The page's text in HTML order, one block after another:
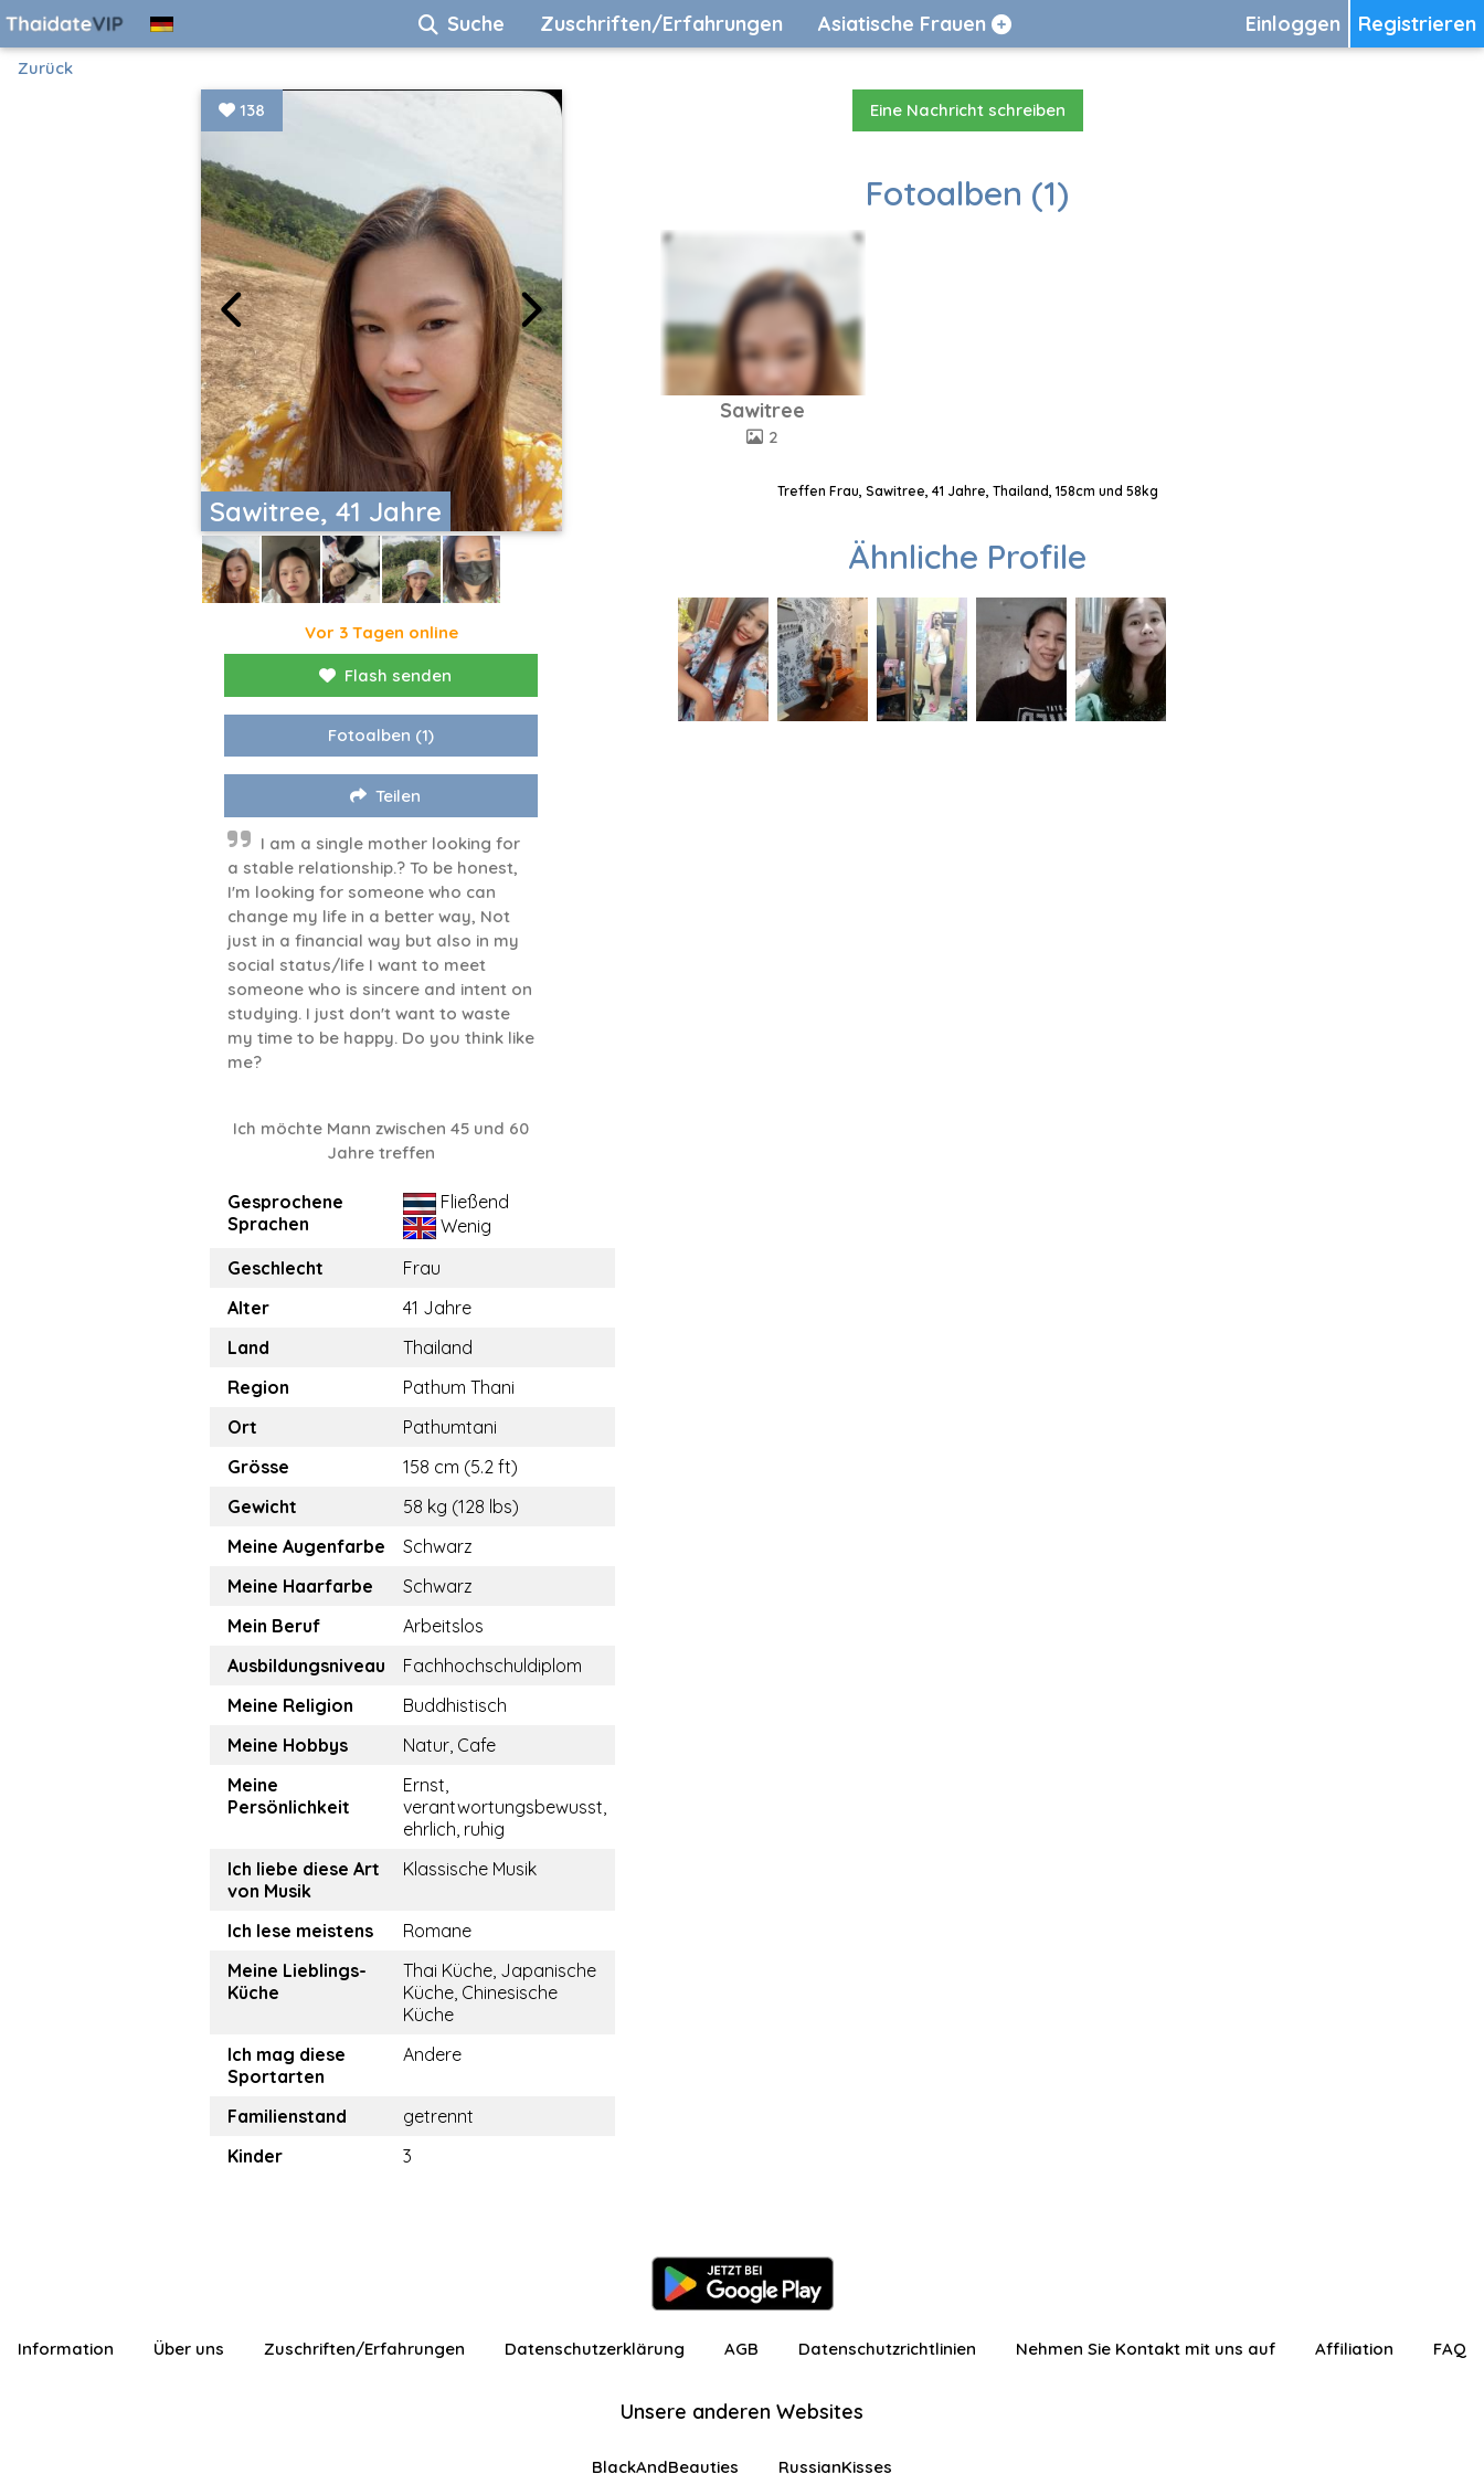
Registrieren
Einloggen
Suche Zuschriften/Erfahrungen Asiatische Frauen
Zurück
Sawitree, 41 Jahre
138
Vor 3 Tagen online
Flash senden
Fotoalben (1)
Teilen
I am a single mother looking for
a stable relationship.? To be honest,
I'm looking for someone who can
change my life in a better way, Not
just in a financial way but also in my
social status/life I want to meet
someone who is sincere and intent on
studying. I just don't want to waste
my time to be happy. Do you think like
me?
Ich möchte Mann zwischen 45 und 60
Jahre treffen
Gesprochene
Sprachen
Fließend
Wenig
Geschlecht
Frau
Alter
41 Jahre
Land
Thailand
Region
Pathum Thani
Ort
Pathumtani
Grösse
158 cm (5.2 ft)
Gewicht
58 kg (128 lbs)
Meine Augenfarbe
Schwarz
Meine Haarfarbe
Schwarz
Mein Beruf
Arbeitslos
Ausbildungsniveau
Fachhochschuldiplom
Meine Religion
Buddhistisch
Meine Hobbys
Natur, Cafe
Meine
Persönlichkeit
Ernst,
verantwortungsbewusst,
ehrlich, ruhig
Ich liebe diese Art
von Musik
Klassische Musik
Ich lese meistens
Romane
Meine Lieblings-
Küche
Thai Küche, Japanische
Küche, Chinesische
Küche
Ich mag diese
Sportarten
Andere
Familienstand
getrennt
Kinder
3
Eine Nachricht schreiben
Fotoalben (1)
Sawitree
2
Treffen Frau, Sawitree, 41 Jahre, Thailand, 158cm und 58kg
Ähnliche Profile
Information Über uns Zuschriften/Erfahrungen Datenschutzerklärung AGB Datenschutzrichtlinien Nehmen Sie Kontakt mit uns auf Affiliation FAQ
Unsere anderen Websites
BlackAndBeauties RussianKisses